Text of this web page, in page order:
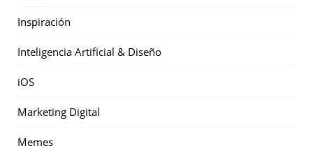
Inspiración
Inteligencia Artificial & Diseño
iOS
Marketing Digital
Memes